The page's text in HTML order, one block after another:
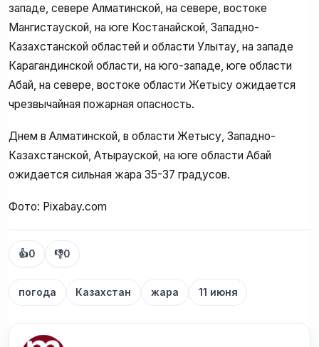
западе, севере Алматинской, на севере, востоке
Мангистауской, на юге Костанайской, Западно-
Казахстанской областей и области Улытау, на западе
Карагандинской области, на юго-западе, юге области
Абай, на севере, востоке области Жетысу ожидается
чрезвычайная пожарная опасность.
Днем в Алматинской, в области Жетысу, Западно-
Казахстанской, Атырауской, на юге области Абай
ожидается сильная жара 35-37 градусов.
Фото: Pixabay.com
👍0 👎0
погода Казахстан жара 11 июня